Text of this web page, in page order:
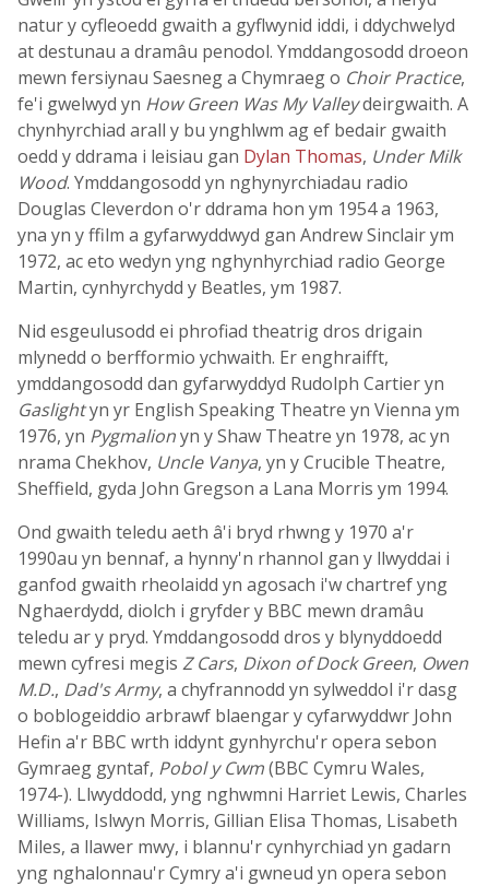
natur y cyfleoedd gwaith a gyflwynid iddi, i ddychwelyd
at destunau a dramâu penodol. Ymddangosodd droeon
mewn fersiynau Saesneg a Chymraeg o Choir Practice,
fe'i gwelwyd yn How Green Was My Valleydeirgwaith. A
chynhyrchiad arall y bu ynghlwm ag ef bedair gwaith
oedd y ddrama i leisiau gan Dylan Thomas, Under Milk
Wood. Ymddangosodd yn nghynyrchiadau radio
Douglas Cleverdon o'r ddrama hon ym 1954 a 1963,
yna yn y ffilm a gyfarwyddwyd gan Andrew Sinclair ym
1972, ac eto wedyn yng nghynhyrchiad radio George
Martin, cynhyrchydd y Beatles, ym 1987.
Nid esgeulusodd ei phrofiad theatrig dros drigain
mlynedd o berfformio ychwaith. Er enghraifft,
ymddangosodd dan gyfarwyddyd Rudolph Cartier yn
Gaslightyn yr English Speaking Theatre yn Vienna ym
1976, yn Pygmalionyn y Shaw Theatre yn 1978, ac yn
nrama Chekhov, Uncle Vanya, yn y Crucible Theatre,
Sheffield, gyda John Gregson a Lana Morris ym 1994.
Ond gwaith teledu aeth â'i bryd rhwng y 1970 a'r
1990au yn bennaf, a hynny'n rhannol gan y llwyddai i
ganfod gwaith rheolaidd yn agosach i'w chartref yng
Nghaerdydd, diolch i gryfder y BBC mewn dramâu
teledu ar y pryd. Ymddangosodd dros y blynyddoedd
mewn cyfresi megis Z Cars, Dixon of Dock Green, Owen
M.D., Dad's Army, a chyfrannodd yn sylweddol i'r dasg
o boblogeiddio arbrawf blaengar y cyfarwyddwr John
Hefin a'r BBC wrth iddynt gynhyrchu'r opera sebon
Gymraeg gyntaf, Pobol y Cwm(BBC Cymru Wales,
1974-). Llwyddodd, yng nghwmni Harriet Lewis, Charles
Williams, Islwyn Morris, Gillian Elisa Thomas, Lisabeth
Miles, a llawer mwy, i blannu'r cynhyrchiad yn gadarn
yng nghalonnau'r Cymry a'i gwneud yn opera sebon